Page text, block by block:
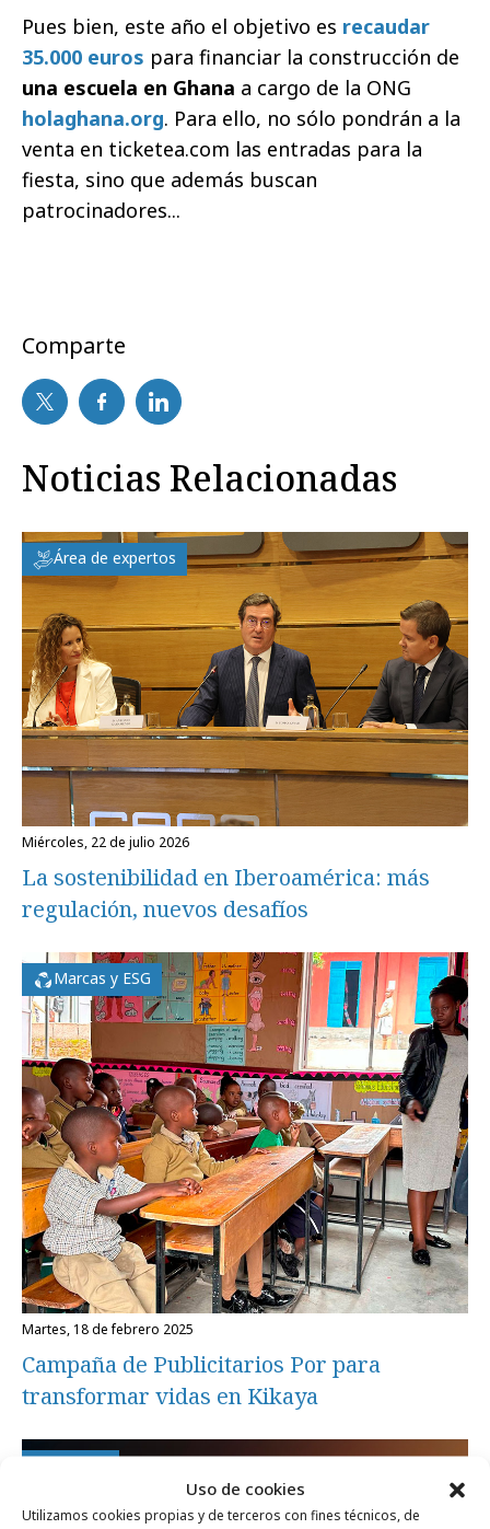
Uso de cookies
Utilizamos cookies propias y de terceros con fines técnicos, de
Pues bien, este año el objetivo es recaudar
35.000 euros para financiar la construcción de
una escuela en Ghana a cargo de la ONG
holaghana.org. Para ello, no sólo pondrán a la
venta en ticketea.com las entradas para la
fiesta, sino que además buscan
patrocinadores...
Comparte
Noticias Relacionadas
Área de expertos
miércoles, 22 de julio 2026
La sostenibilidad en Iberoamérica: más
regulación, nuevos desafíos
Marcas y ESG
martes, 18 de febrero 2025
Campaña de Publicitarios Por para
transformar vidas en Kikaya